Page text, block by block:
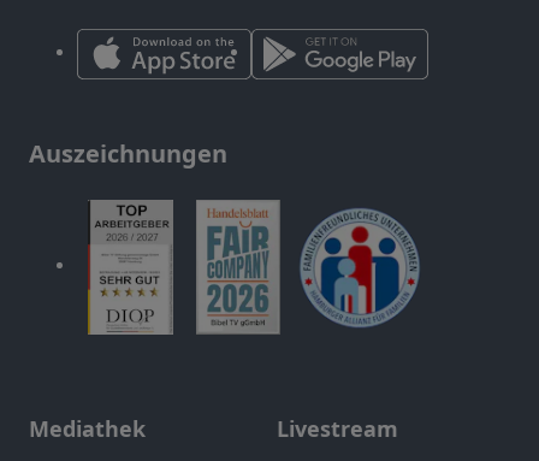
Auszeichnungen
Mediathek Livestream